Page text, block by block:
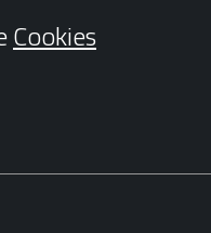
Cookies